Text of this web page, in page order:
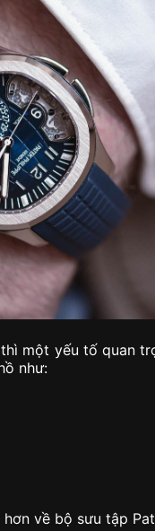
một yếu tố quan
như:
về bộ sưu tập